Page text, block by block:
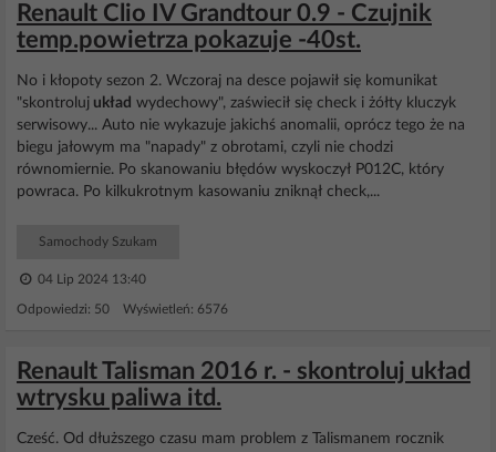
Renault Clio IV Grandtour 0.9 - Czujnik
temp.powietrza pokazuje -40st.
No i kłopoty sezon 2. Wczoraj na desce pojawił się komunikat
"skontroluj układ wydechowy", zaświecił się check i żółty kluczyk
serwisowy... Auto nie wykazuje jakichś anomalii, oprócz tego że na
biegu jałowym ma "napady" z obrotami, czyli nie chodzi
równomiernie. Po skanowaniu błędów wyskoczył P012C, który
powraca. Po kilkukrotnym kasowaniu zniknął check,...
Samochody Szukam
04 Lip 2024 13:40
Odpowiedzi: 50 Wyświetleń: 6576
Renault Talisman 2016 r. - skontroluj układ
wtrysku paliwa itd.
Cześć. Od dłuższego czasu mam problem z Talismanem rocznik